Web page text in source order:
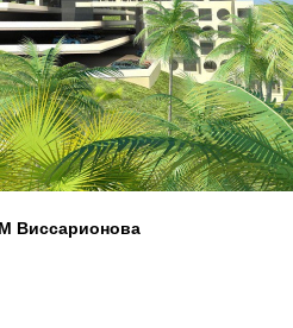
Виссарионова